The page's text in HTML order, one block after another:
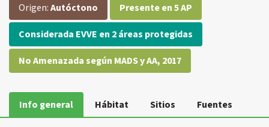
Origen:Autóctono
Presente en 5 AP
Considerada EVVE en 2 áreas protegidas
No Amenazada según MADS y AA, 2017
Info general Hábitat Sitios Fuentes